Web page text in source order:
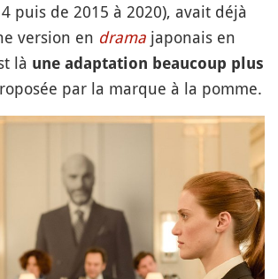
puis de 2015 à 2020), avait déjà
version en drama japonais en
là une adaptation beaucoup plus
par la marque à la pomme.